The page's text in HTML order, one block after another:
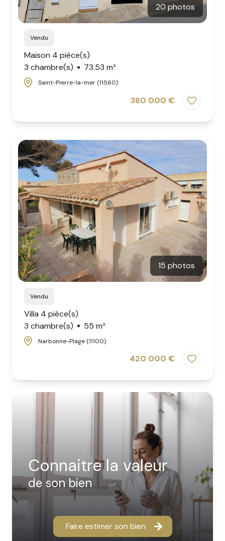
20 photos
Vendu
Maison 4 pièce(s)
3 chambre(s)
73.53 m²
Saint-Pierre-la-mer (11560)
360 000 €
15 photos
Vendu
Villa 4 pièce(s)
3 chambre(s)
55 m²
Narbonne-Plage (11100)
420 000 €
connaitre la valeur
de son bien
Faire estimer son bien